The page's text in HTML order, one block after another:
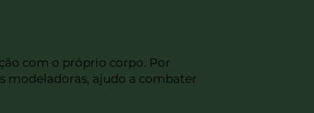
com o próprio corpo. Por
modeladoras, ajudo a combater